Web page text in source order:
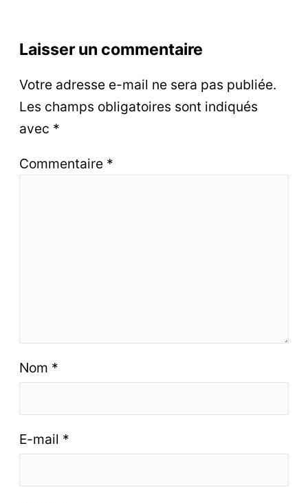
Laisser un commentaire
Votre adresse e-mail ne sera pas publiée.
Les champs obligatoires sont indiqués
avec *
Commentaire *
Nom *
E-mail *